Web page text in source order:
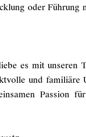
oder
es mit unseren
und familiäre
Passion